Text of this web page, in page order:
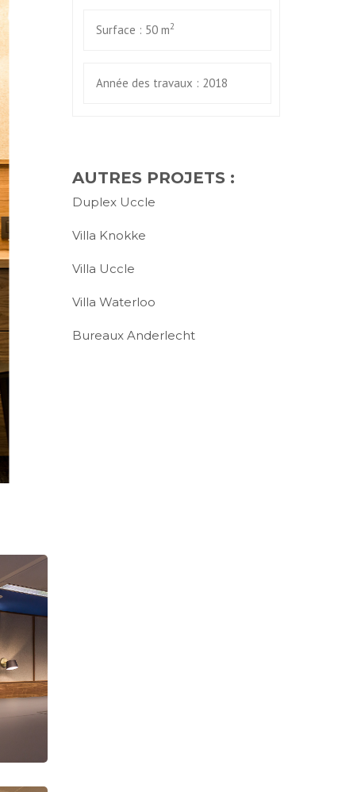
Surface : 50 m2
Année des travaux : 2018
AUTRES PROJETS :
Duplex Uccle
Villa Knokke
Villa Uccle
Villa Waterloo
Bureaux Anderlecht